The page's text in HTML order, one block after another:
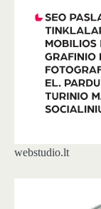
webstudio.lt